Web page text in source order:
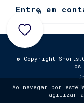
Ao navegar por
agilizar a
Entre em
© Copyright
0